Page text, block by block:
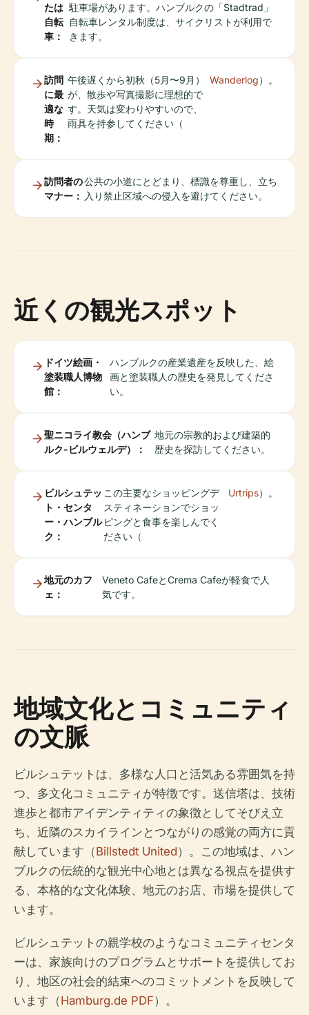
たは
自転
車：
駐車場があります。ハンブルクの「Stadtrad」
自転車レンタル制度は、サイクリストが利用で
きます。
訪問
に最
適な
時
期：
午後遅くから初秋（5月〜9月）
が、散歩や写真撮影に理想的で
す。天気は変わりやすいので、
雨具を持参してください（
Wanderlog）。
訪問者の
マナー：
公共の小道にとどまり、標識を尊重し、立ち
入り禁止区域への侵入を避けてください。
近くの観光スポット
ドイツ絵画・
塗装職人博物
館：
ハンブルクの産業遺産を反映した、絵
画と塗装職人の歴史を発見してくださ
い。
聖ニコライ教会（ハンブ
ルク-ビルウェルデ）：
地元の宗教的および建築的
歴史を探訪してください。
ビルシュテッ
ト・センタ
ー・ハンブル
ク：
この主要なショッピングデ
スティネーションでショッ
ピングと食事を楽しんでく
ださい（
Urtrips）。
地元のカフ
ェ：
Veneto CafeとCrema Cafeが軽食で人
気です。
地域文化とコミュニティ
の文脈
ビルシュテットは、多様な人口と活気ある雰囲気を持
つ、多文化コミュニティが特徴です。送信塔は、技術
進歩と都市アイデンティティの象徴としてそびえ立
ち、近隣のスカイラインとつながりの感覚の両方に貢
献しています（Billstedt United）。この地域は、ハン
ブルクの伝統的な観光中心地とは異なる視点を提供す
る、本格的な文化体験、地元のお店、市場を提供して
います。
ビルシュテットの親学校のようなコミュニティセンタ
ーは、家族向けのプログラムとサポートを提供してお
り、地区の社会的結束へのコミットメントを反映して
います（Hamburg.de PDF）。